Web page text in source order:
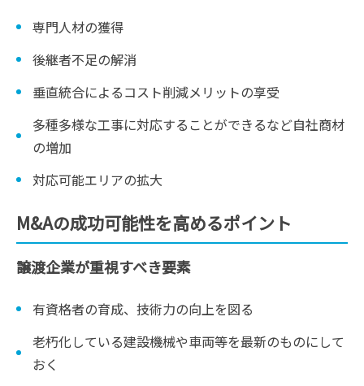
専門人材の獲得
後継者不足の解消
垂直統合によるコスト削減メリットの享受
多種多様な工事に対応することができるなど自社商材
の増加
対応可能エリアの拡大
M&Aの成功可能性を高めるポイント
譲渡企業が重視すべき要素
有資格者の育成、技術力の向上を図る
老朽化している建設機械や車両等を最新のものにして
おく